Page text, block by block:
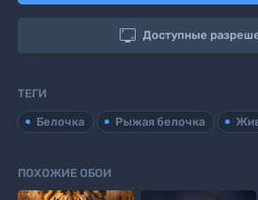
 Доступные
ТЕГИ
Белочка Рыжая белочка
ПОХОЖИЕ ОБОИ